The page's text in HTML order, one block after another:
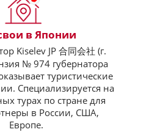
в Японии
Kiselev JP 合同会社 (г.
№ 974 губернатора
туристические
Специализируется на
турах по стране для
в России, США,
Европе.